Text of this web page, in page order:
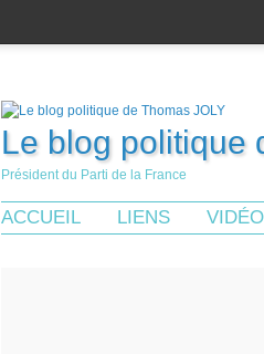
Le blog politique
Président du Parti de la France
ACCUEIL LIENS